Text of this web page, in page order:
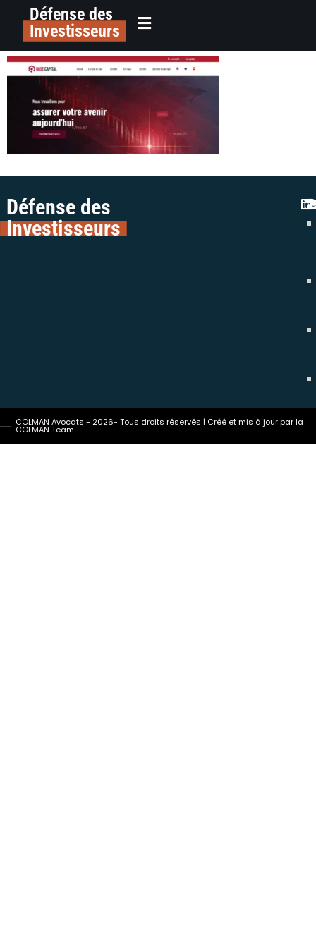
principalDéfense des
Investisseurs
alerte arnaque trading rose capital
colman avocats avis
Défense des
Investisseurs
COLMAN Avocats - 2026- Tous droits réservés | Créé et mis à jour par la
COLMAN Team